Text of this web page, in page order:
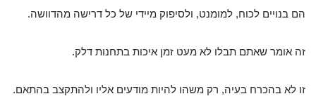
הם בנויים לכוח, למומנט, ולסיפוק מיידי של כל דרישה מהדוושה.
זה אומר שאתם תבלו לא מעט זמן איכות בתחנות דלק.
זו לא בהכרח בעיה, רק משהו להיות מודעים אליו ולהתקצב בהתאם.